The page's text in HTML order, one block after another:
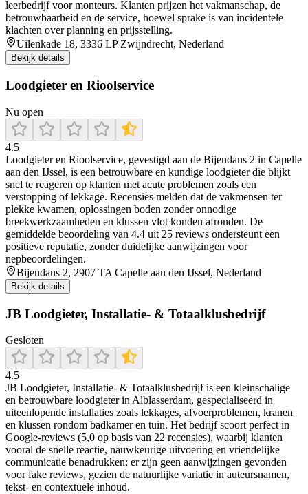
leerbedrijf voor monteurs. Klanten prijzen het vakmanschap, de
betrouwbaarheid en de service, hoewel sprake is van incidentele
klachten over planning en prijsstelling.
Uilenkade 18, 3336 LP Zwijndrecht, Nederland
Bekijk details
Loodgieter en Rioolservice
Nu open
4.5
Loodgieter en Rioolservice, gevestigd aan de Bijendans 2 in Capelle
aan den IJssel, is een betrouwbare en kundige loodgieter die blijkt
snel te reageren op klanten met acute problemen zoals een
verstopping of lekkage. Recensies melden dat de vakmensen ter
plekke kwamen, oplossingen boden zonder onnodige
breekwerkzaamheden en klussen vlot konden afronden. De
gemiddelde beoordeling van 4.4 uit 25 reviews ondersteunt een
positieve reputatie, zonder duidelijke aanwijzingen voor
nepbeoordelingen.
Bijendans 2, 2907 TA Capelle aan den IJssel, Nederland
Bekijk details
JB Loodgieter, Installatie- & Totaalklusbedrijf
Gesloten
4.5
JB Loodgieter, Installatie‑ & Totaalklusbedrijf is een kleinschalige
en betrouwbare loodgieter in Alblasserdam, gespecialiseerd in
uiteenlopende installaties zoals lekkages, afvoerproblemen, kranen
en klussen rondom badkamer en tuin. Het bedrijf scoort perfect in
Google‑reviews (5,0 op basis van 22 recensies), waarbij klanten
vooral de snelle reactie, nauwkeurige uitvoering en vriendelijke
communicatie benadrukken; er zijn geen aanwijzingen gevonden
voor fake reviews, gezien de natuurlijke variatie in auteursnamen,
tekst- en contextuele inhoud.